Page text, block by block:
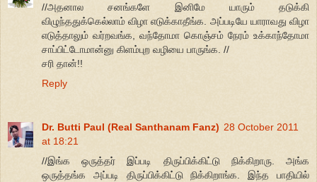
//அதனால சனங்களே இனிமே யாரும் தடுக்கி
விழுந்ததுக்கெல்லாம் விழா எடுக்காதீங்க. அப்படியே யாராவது விழா
எடுத்தாலும் வர்றவங்க, வந்தோமா கொஞ்சம் நேரம் உக்காந்தோமா
சாப்பிட்டோமான்னு கிளம்புற வழியை பாருங்க. //
சரி தான்!!
Reply
Dr. Butti Paul (Real Santhanam Fanz) 28 October 2011
at 18:21
//இங்க ஒருத்தர் இப்படி திருப்பிக்கிட்டு நிக்கிறாரு. அங்க
ஒருத்தங்க அப்படி திருப்பிக்கிட்டு நிக்கிறாங்க. இந்த பாதியில்